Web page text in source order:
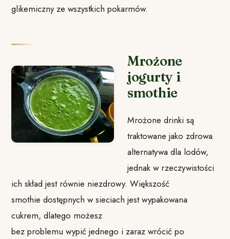
glikemiczny ze wszystkich pokarmów.
Mrożone
jogurty i
smothie
Mrożone drinki są
traktowane jako zdrowa
alternatywa dla lodów,
jednak w rzeczywistości
ich skład jest równie niezdrowy. Większość
smothie dostępnych w sieciach jest wypakowana
cukrem, dlatego możesz
bez problemu wypić jednego i zaraz wrócić po